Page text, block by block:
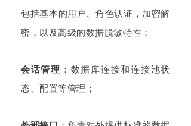
包括基本的用户、角色认证，加密解
密，以及高级的数据脱敏特性；
会话管理 ：数据库连接和连接池状
态、配置等管理；